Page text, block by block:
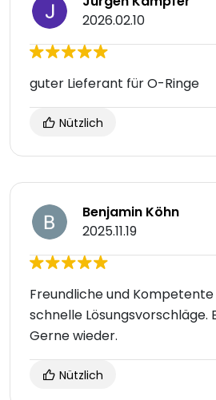
2026.02.10
guter Lieferant für O-Ringe
Nützlich
Benjamin Köhn
2025.11.19
Freundliche und
schnelle Lösungsvorschläge.
Gerne wieder.
Nützlich